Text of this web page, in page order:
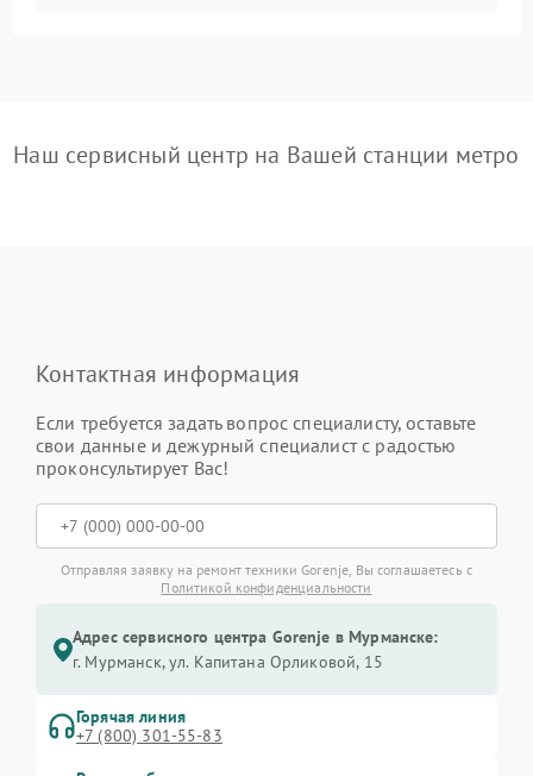
Наш сервисный центр на Вашей станции метро
Контактная информация
Если требуется задать вопрос специалисту, оставьте
свои данные и дежурный специалист с радостью
проконсультирует Вас!
Отправляя заявку на ремонт техники Gorenje, Вы соглашаетесь с
Политикой конфиденциальности
Адрес сервисного центра Gorenje в Мурманске:
г. Мурманск, ул. Капитана Орликовой, 15
Горячая линия
+7 (800) 301-55-83